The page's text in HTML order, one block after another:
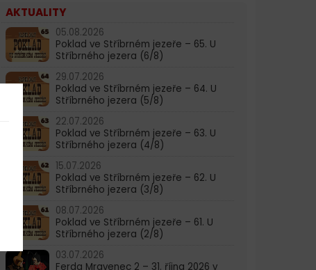
AKTUALITY
05.08.2026
Poklad ve Stříbrném jezeře – 65. U
Stříbrného jezera (6/8)
29.07.2026
Poklad ve Stříbrném jezeře – 64. U
Stříbrného jezera (5/8)
22.07.2026
Poklad ve Stříbrném jezeře – 63. U
Stříbrného jezera (4/8)
15.07.2026
Poklad ve Stříbrném jezeře – 62. U
Stříbrného jezera (3/8)
08.07.2026
Poklad ve Stříbrném jezeře – 61. U
Stříbrného jezera (2/8)
03.07.2026
Ferda Mravenec 2 – 31. října 2026 v